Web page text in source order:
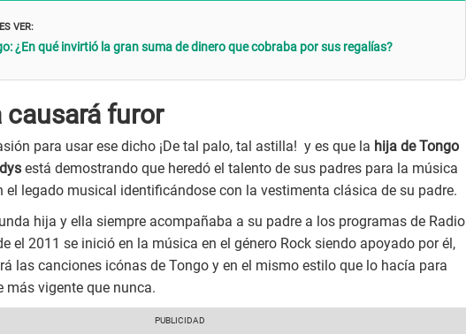
VER:
¿En qué invirtió la gran suma de dinero que cobraba por sus regalías?
causará furor
para usar ese dicho ¡De tal palo, tal astilla! y es que la hija de Tongo
está demostrando que heredó el talento de sus padres para la música
el legado musical identificándose con la vestimenta clásica de su padre.
hija y ella siempre acompañaba a su padre a los programas de Radio
el 2011 se inició en la música en el género Rock siendo apoyado por él,
las canciones icónas de Tongo y en el mismo estilo que lo hacía para
más vigente que nunca.